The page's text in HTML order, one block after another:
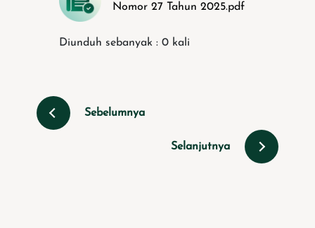
Nomor 27 Tahun 2025.pdf
Diunduh sebanyak : 0 kali
Sebelumnya
Selanjutnya